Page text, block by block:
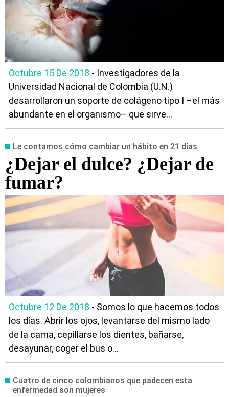
Octubre 15 De 2018 - Investigadores de la
Universidad Nacional de Colombia (U.N.)
desarrollaron un soporte de colágeno tipo I –el más
abundante en el organismo– que sirve...
Le contamos cómo cambiar un hábito en 21 días
¿Dejar el dulce? ¿Dejar de
fumar?
Octubre 12 De 2018 - Somos lo que hacemos todos
los días. Abrir los ojos, levantarse del mismo lado
de la cama, cepillarse los dientes, bañarse,
desayunar, coger el bus o...
Cuatro de cinco colombianos que padecen esta
enfermedad son mujeres